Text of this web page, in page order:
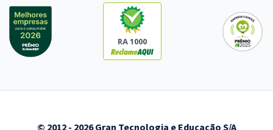
RA 1000
© 2012 - 2026 Gran Tecnologia e Educação S/A